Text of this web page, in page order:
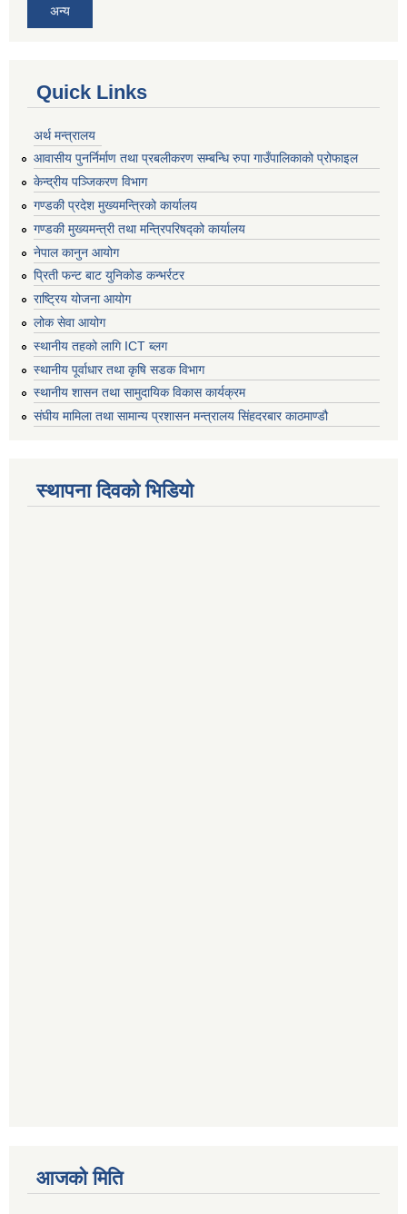
अन्य
Quick Links
अर्थ मन्त्रालय
आवासीय पुनर्निर्माण तथा प्रबलीकरण सम्बन्धि रुपा गाउँपालिकाको प्रोफाइल
केन्द्रीय पञ्जिकरण विभाग
गण्डकी प्रदेश मुख्यमन्त्रिको कार्यालय
गण्डकी मुख्यमन्त्री तथा मन्त्रिपरिषद्को कार्यालय
नेपाल कानुन आयोग
प्रिती फन्ट बाट युनिकोड कन्भर्रटर
राष्ट्रिय योजना आयोग
लोक सेवा आयोग
स्थानीय तहको लागि ICT ब्लग
स्थानीय पूर्वाधार तथा कृषि सडक विभाग
स्थानीय शासन तथा सामुदायिक विकास कार्यक्रम
संघीय मामिला तथा सामान्य प्रशासन मन्त्रालय सिंहदरबार काठमाण्डौ
स्थापना दिवको भिडियो
आजको मिति